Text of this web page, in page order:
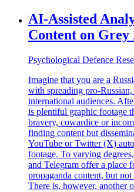
AI-Assisted
Content on Grey
Psychological Defence
Imagine that you are a
with spreading pro-
international audiences.
is plentiful graphic footage
bravery, cowardice or
finding content but
YouTube or Twitter (X)
footage. To varying
and Telegram offer a place
propaganda content, but
There is, however, another